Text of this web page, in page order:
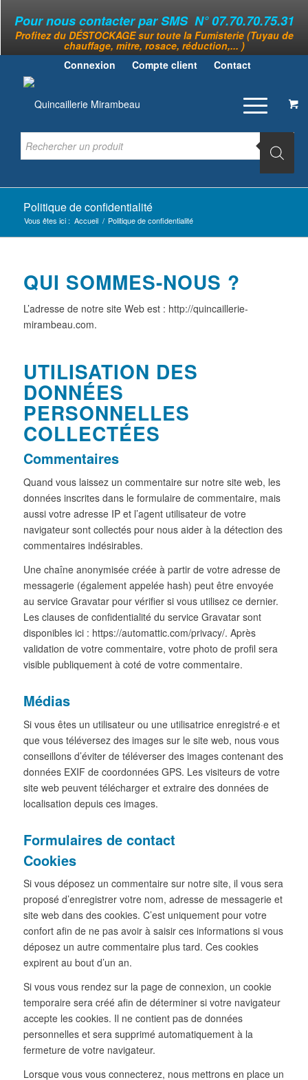
Pour nous contacter par SMS N° 07.70.70.75.31
Profitez du DÉSTOCKAGE sur toute la Fumisterie (Tuyau de
chauffage, mitre, rosace, réduction,... )
Connexion
Compte client Contact
Politique de confidentialité
Vous êtes ici : Accueil / Politique de confidentialité
QUI SOMMES-NOUS ?
L’adresse de notre site Web est : http://quincaillerie-
mirambeau.com.
UTILISATION DES
DONNÉES
PERSONNELLES
COLLECTÉES
Commentaires
Quand vous laissez un commentaire sur notre site web, les
données inscrites dans le formulaire de commentaire, mais
aussi votre adresse IP et l’agent utilisateur de votre
navigateur sont collectés pour nous aider à la détection des
commentaires indésirables.
Une chaîne anonymisée créée à partir de votre adresse de
messagerie (également appelée hash) peut être envoyée
au service Gravatar pour vérifier si vous utilisez ce dernier.
Les clauses de confidentialité du service Gravatar sont
disponibles ici : https://automattic.com/privacy/. Après
validation de votre commentaire, votre photo de profil sera
visible publiquement à coté de votre commentaire.
Médias
Si vous êtes un utilisateur ou une utilisatrice enregistré·e et
que vous téléversez des images sur le site web, nous vous
conseillons d’éviter de téléverser des images contenant des
données EXIF de coordonnées GPS. Les visiteurs de votre
site web peuvent télécharger et extraire des données de
localisation depuis ces images.
Formulaires de contact
Cookies
Si vous déposez un commentaire sur notre site, il vous sera
proposé d’enregistrer votre nom, adresse de messagerie et
site web dans des cookies. C’est uniquement pour votre
confort afin de ne pas avoir à saisir ces informations si vous
déposez un autre commentaire plus tard. Ces cookies
expirent au bout d’un an.
Si vous vous rendez sur la page de connexion, un cookie
temporaire sera créé afin de déterminer si votre navigateur
accepte les cookies. Il ne contient pas de données
personnelles et sera supprimé automatiquement à la
fermeture de votre navigateur.
Lorsque vous vous connecterez, nous mettrons en place un